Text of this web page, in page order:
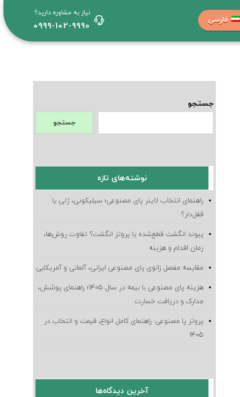
فارسی
نیاز به مشاوره دارید؟
0999-102-9990
جستجو
جستجو
نوشته‌های تازه
راهنمای انتخاب لاینر پای مصنوعی؛ سیلیکونی، ژلی یا
قفل‌دار؟
پیوند انگشت قطع‌شده یا پروتز انگشت؟ تفاوت روش‌ها،
زمان اقدام و هزینه
مقایسه مفصل زانوی پای مصنوعی ایرانی، آلمانی و آمریکایی
هزینه پای مصنوعی با بیمه در سال ۱۴۰۵؛ راهنمای پوشش،
مدارک و دریافت خسارت
پروتز پا مصنوعی: راهنمای کامل انواع، قیمت و انتخاب در
۱۴۰۵
آخرین دیدگاه‌ها